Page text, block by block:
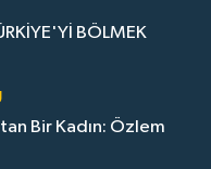
BÖLMEK
Bir Kadın: Özlem